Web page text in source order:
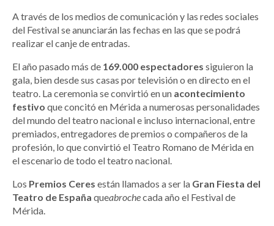
A través de los medios de comunicación y las redes sociales
del Festival se anunciarán las fechas en las que se podrá
realizar el canje de entradas.
El año pasado más de 169.000 espectadores siguieron la
gala, bien desde sus casas por televisión o en directo en el
teatro. La ceremonia se convirtió en un acontecimiento
festivo que concitó en Mérida a numerosas personalidades
del mundo del teatro nacional e incluso internacional, entre
premiados, entregadores de premios o compañeros de la
profesión, lo que convirtió el Teatro Romano de Mérida en
el escenario de todo el teatro nacional.
Los Premios Ceres están llamados a ser la Gran Fiesta del
Teatro de España queabrochecada año el Festival de
Mérida.